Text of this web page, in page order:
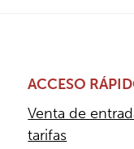
ACCESO
Venta de
tarifas